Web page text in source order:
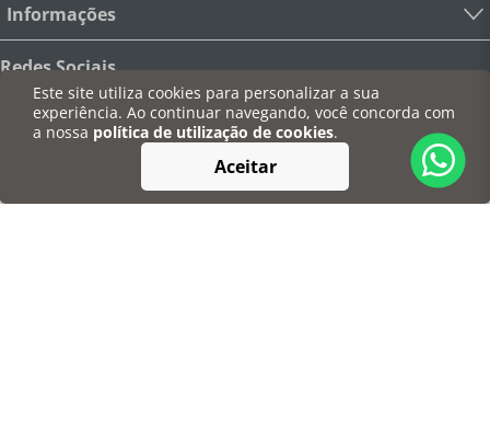
Este site utiliza cookies para personalizar a sua
experiência. Ao continuar navegando, você concorda com
a nossa política de utilização de cookies.
Aceitar
Informações
Redes Sociais